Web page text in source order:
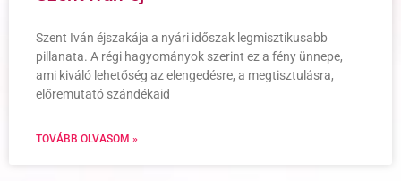
Szent Iván éjszakája a nyári időszak legmisztikusabb
pillanata. A régi hagyományok szerint ez a fény ünnepe,
ami kiváló lehetőség az elengedésre, a megtisztulásra,
előremutató szándékaid
TOVÁBB OLVASOM »